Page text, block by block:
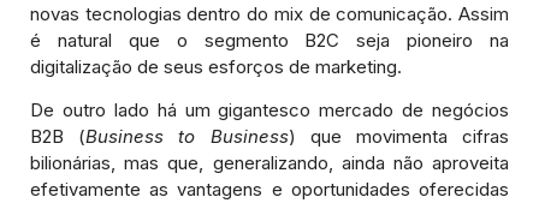
novas tecnologias dentro do mix de comunicação. Assim
é natural que o segmento B2C seja pioneiro na
digitalização de seus esforços de marketing.
De outro lado há um gigantesco mercado de negócios
B2B (Business to Business) que movimenta cifras
bilionárias, mas que, generalizando, ainda não aproveita
efetivamente as vantagens e oportunidades oferecidas